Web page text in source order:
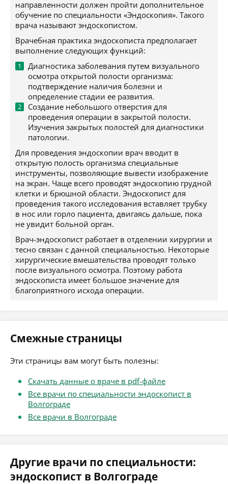
направленности должен пройти дополнительное
обучение по специальности «Эндоскопия». Такого
врача называют эндоскопистом.
Врачебная практика эндоскописта предполагает
выполнение следующих функций:
Диагностика заболевания путем визуального
осмотра открытой полости организма:
подтверждение наличия болезни и
определение стадии ее развития.
Создание небольшого отверстия для
проведения операции в закрытой полости.
Изучения закрытых полостей для диагностики
патологии.
Для проведения эндоскопии врач вводит в
открытую полость организма специальные
инструменты, позволяющие вывести изображение
на экран. Чаще всего проводят эндоскопию грудной
клетки и брюшной области. Эндоскопист для
проведения такого исследования вставляет трубку
в нос или горло пациента, двигаясь дальше, пока
не увидит больной орган.
Врач-эндоскопист работает в отделении хирургии и
тесно связан с данной специальностью. Некоторые
хирургические вмешательства проводят только
после визуального осмотра. Поэтому работа
эндоскописта имеет большое значение для
благоприятного исхода операции.
Смежные страницы
Эти страницы вам могут быть полезны:
Скачать данные о враче в pdf-файле
Все врачи по специальности эндоскопист в
Волгограде
Все врачи в Волгограде
Другие врачи по специальности:
эндоскопист в Волгограде